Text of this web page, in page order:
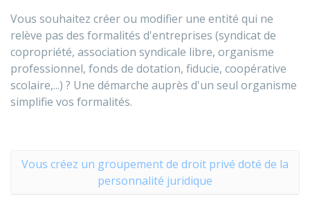
Vous souhaitez créer ou modifier une entité qui ne
relève pas des formalités d'entreprises (syndicat de
copropriété, association syndicale libre, organisme
professionnel, fonds de dotation, fiducie, coopérative
scolaire,...) ? Une démarche auprès d'un seul organisme
simplifie vos formalités.
Vous créez un groupement de droit privé doté de la
personnalité juridique